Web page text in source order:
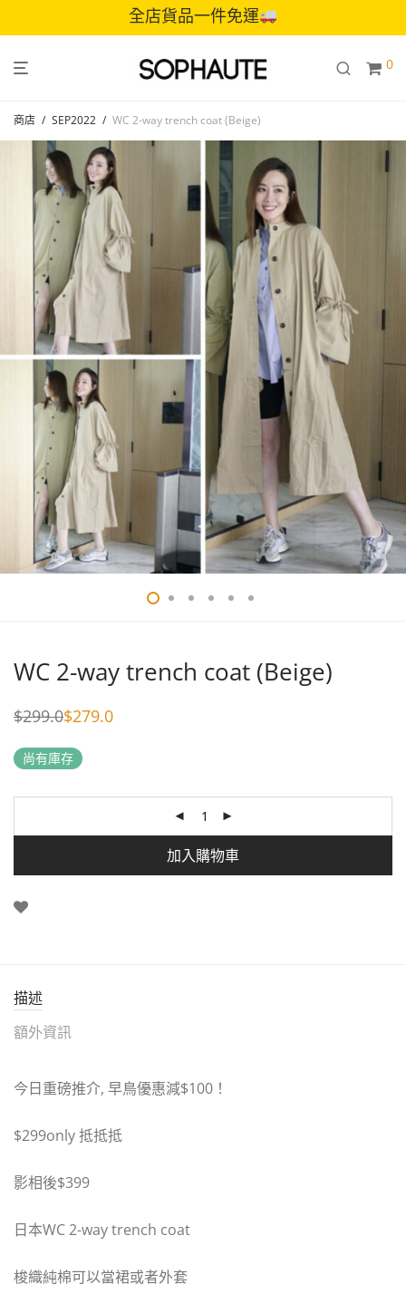
全店貨品一件免運
0
商店 / SEP2022 / WC 2-way trench coat (Beige)
WC 2-way trench coat (Beige)
$299.0
Original
was:
$299.0.
$279.0
Current
is:
$279.0.
尚有庫存
加入購物車
描述
額外資訊
今日重磅推介, 早鳥優惠減$100 ！
$299only抵抵抵
影相後$399
日本WC 2-way trench coat
梭織純棉可以當裙或者外套